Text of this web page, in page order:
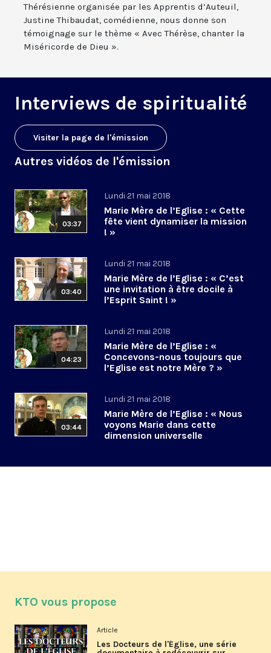
Thérésienne organisée par les Apprentis d’Auteuil,
Justine Thibaudat, comédienne, nous donne son
témoignage sur le thème « Avec Thérèse, chanter la
Miséricorde de Dieu ».
Interviews de spiritualité
Visiter la page de l'émission
Autres vidéos de l'émission
03:37
Lundi 21 mai 2018
Marie Mère de l’Eglise : « Cette
fête vient dynamiser la mission
! »
03:40
Lundi 21 mai 2018
Marie Mère de l’Eglise : « C’est
une invitation à être docile à
l’Esprit Saint ! »
04:23
Lundi 21 mai 2018
Marie Mère de l’Eglise : «
Concevons-nous toujours que
l’Eglise est notre Mère ? »
03:44
Lundi 21 mai 2018
Marie Mère de l’Eglise : « Nous
voyons Marie dans cette
dimension universelle
KTO vous propose
Article
Les Docteurs de l'Église, une série